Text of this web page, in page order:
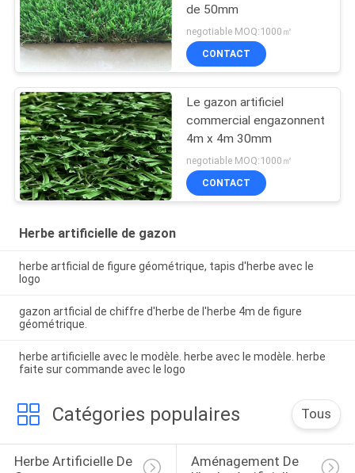
de 50mm
negotiable MOQ:1000㎡
CONTACT
Le gazon artificiel
commercial engazonnent
4m x 4m 30mm
negotiable MOQ:1000㎡
CONTACT
Herbe artificielle de gazon
herbe artficial de figure géométrique, tapis d'herbe avec le
logo
gazon artficial de chiffre d'herbe de l'herbe 4m de figure
géométrique.
herbe artificielle avec le modèle. herbe avec le modèle. herbe
faite sur commande avec le logo
Catégories populaires Tous
Herbe Artificielle De
Aménagement De